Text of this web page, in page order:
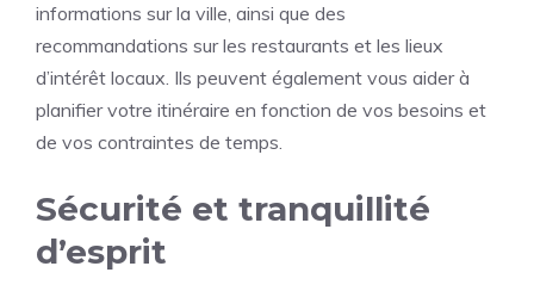
informations sur la ville, ainsi que des
recommandations sur les restaurants et les lieux
d’intérêt locaux. Ils peuvent également vous aider à
planifier votre itinéraire en fonction de vos besoins et
de vos contraintes de temps.
Sécurité et tranquillité
d’esprit